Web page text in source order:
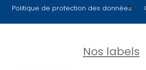
Politique de protection des données
Nos labels